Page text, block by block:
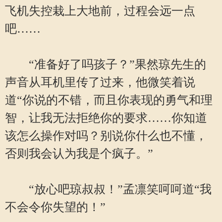
飞机失控栽上大地前，过程会远一点
吧……
“准备好了吗孩子？”果然琼先生的
声音从耳机里传了过来，他微笑着说
道“你说的不错，而且你表现的勇气和理
智，让我无法拒绝你的要求……你知道
该怎么操作对吗？别说你什么也不懂，
否则我会认为我是个疯子。”
“放心吧琼叔叔！”孟凛笑呵呵道“我
不会令你失望的！”